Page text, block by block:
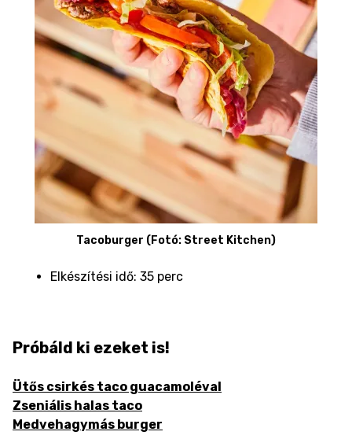
Tacoburger (Fotó: Street Kitchen)
Elkészítési idő: 35 perc
Próbáld ki ezeket is!
Ütős csirkés taco guacamoléval
Zseniális halas taco
Medvehagymás burger